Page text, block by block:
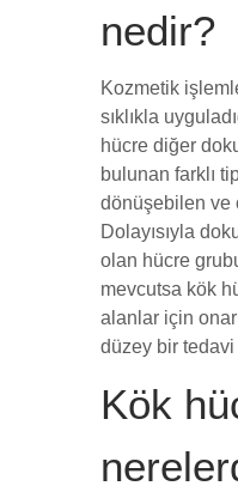
nedir?
Kozmetik
sıklıkla
hücre diğer
bulunan farklı
dönüşebilen ve
Dolayısıyla
olan hücre
mevcutsa kök
alanlar için
düzey bir tedavi
Kök